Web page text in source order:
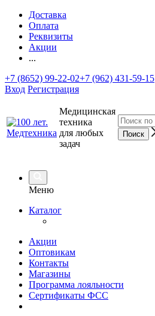
Доставка
Оплата
Реквизиты
Акции
...
+7 (8652) 99-22-02+7 (962) 431-59-15
Вход Регистрация
Медицинская
техника
для любых
задач
Меню
Каталог
Акции
Оптовикам
Контакты
Магазины
Программа лояльности
Сертификаты ФСС